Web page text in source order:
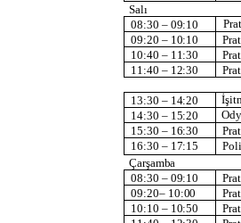
Salı
08:30 – 09:10
09:20 – 10:10
10:40 – 11:30
11:40 – 12:30
13:30 – 14:20
14:30 – 15:20
15:30 – 16:30
16:30 – 17:15
Çarşamba
08:30 – 09:10
09:20– 10:00
10:10 – 10:50